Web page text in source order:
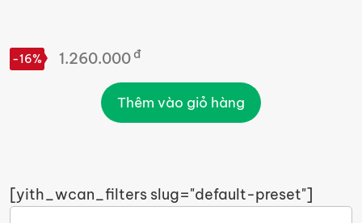
-16% 1.260.000 đ
Thêm vào giỏ hàng
[yith_wcan_filters slug="default-preset"]